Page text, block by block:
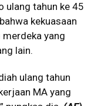
ulang tahun ke 45
kekuasaan
merdeka yang
lain.
ulang tahun
MA yang